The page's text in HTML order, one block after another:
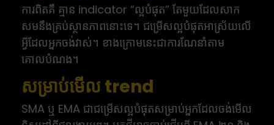
ការពិតគឺ គ្មាន indicator “ល្អបំផុត” តែមួយដែលសាក
សមនឹងគ្រប់ស្ថានភាពនោះទេ។ ជម្រើសល្អបំផុតអាស្រ័យលើ
អ្វីដែលអ្នកចង់វាស់។ ខាងក្រោមនេះជាការណែនាំតាម
គោលបំណង។
សម្រាប់មើល trend
SMA ឬ EMA ជាជម្រើសល្អបំផុតសម្រាប់អ្នកដែលចង់មើល